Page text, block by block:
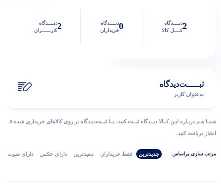
2دیــــدگاه
کــــل کالا
0دیــــدگاه
خریداران
2دیــــدگاه
کاربـــــران
ثبـــــت‌دیدگاه
به‌عنوان کاربر
شمـا هـم دربـاره ایـن کــالا دیــدگاه ثبــت کنید، بــا ثبــت‌دیـدگاه بر روی کالاهای خریداری شده ۵
امتیاز دریافت کنید.
مرتب‌ سازی‌ بر‌اساس جدیدترین فقط‌ خریداران‌ مفیدترین دارای‌ عکس دارای‌ صوت